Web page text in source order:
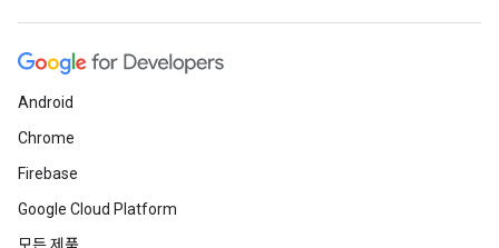
Android
Chrome
Firebase
Google Cloud Platform